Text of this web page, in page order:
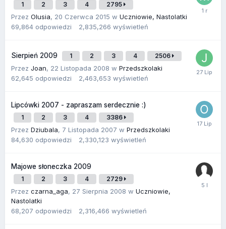
1 2 3 4 2795
Przez Olusia, 20 Czerwca 2015 w Uczniowie, Nastolatki
69,864 odpowiedzi 2,835,266 wyświetleń
Sierpień 2009 1 2 3 4 2506
Przez Joan, 22 Listopada 2008 w Przedszkolaki
62,645 odpowiedzi 2,463,653 wyświetleń
Lipcówki 2007 - zapraszam serdecznie :)
1 2 3 4 3386
Przez Dziubala, 7 Listopada 2007 w Przedszkolaki
84,630 odpowiedzi 2,330,123 wyświetleń
Majowe słoneczka 2009
1 2 3 4 2729
Przez czarna_aga, 27 Sierpnia 2008 w Uczniowie,
Nastolatki
68,207 odpowiedzi 2,316,466 wyświetleń